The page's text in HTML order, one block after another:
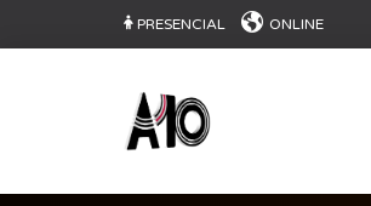
PRESENCIAL ONLINE